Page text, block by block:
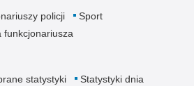
policji
Sport
funkcjonariusza
statystyki
Statystyki dnia